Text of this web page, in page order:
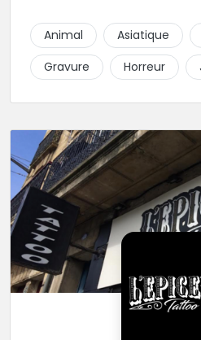
pas l'adresse? C'est normal,
l'appeliez avant de passer au
moment de rush. Une
excellente.
Animal Asiatique
Gravure
Horreur